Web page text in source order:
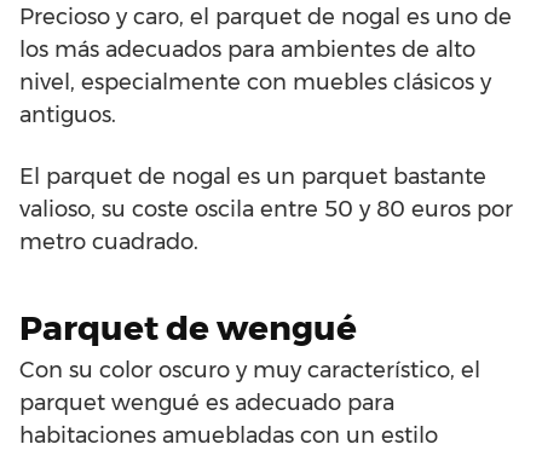
Precioso y caro, el parquet de nogal es uno de
los más adecuados para ambientes de alto
nivel, especialmente con muebles clásicos y
antiguos.
El parquet de nogal es un parquet bastante
valioso, su coste oscila entre 50 y 80 euros por
metro cuadrado.
Parquet de wengué
Con su color oscuro y muy característico, el
parquet wengué es adecuado para
habitaciones amuebladas con un estilo